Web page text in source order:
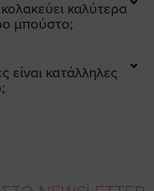
καλύτερα
μπούστο;
είναι κατάλληλες